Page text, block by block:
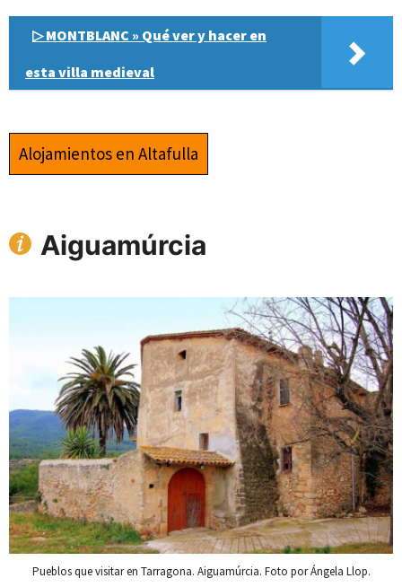
▷ MONTBLANC » Qué ver y hacer en
esta villa medieval
Alojamientos en Altafulla
Aiguamúrcia
Pueblos que visitar en Tarragona. Aiguamúrcia. Foto por Ángela Llop.